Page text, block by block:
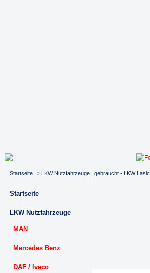
Startseite » LKW Nutzfahrzeuge | gebraucht - LKW Lasic
Startseite
LKW Nutzfahrzeuge
MAN
Mercedes Benz
DAF / Iveco